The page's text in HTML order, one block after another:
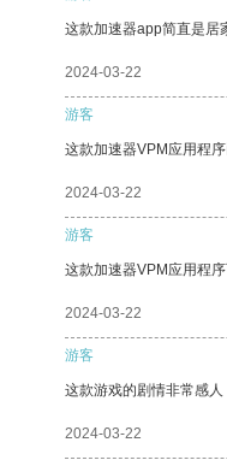
这款加速器app简直是居
2024-03-22
游客
这款加速器VPM应用程
2024-03-22
游客
这款加速器VPM应用程
2024-03-22
游客
这款游戏的剧情非常感人
2024-03-22